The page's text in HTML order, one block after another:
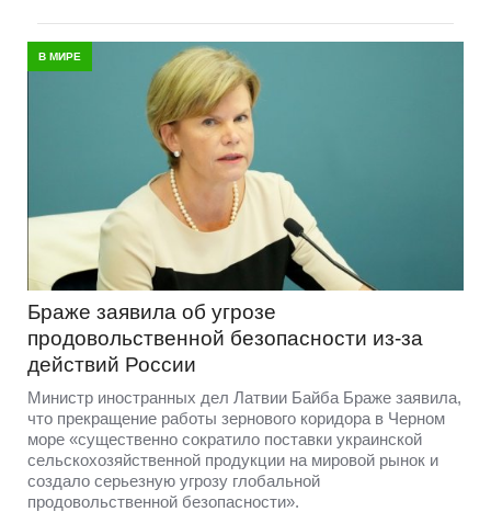
В МИРЕ
Браже заявила об угрозе
продовольственной безопасности из-за
действий России
Министр иностранных дел Латвии Байба Браже заявила,
что прекращение работы зернового коридора в Черном
море «существенно сократило поставки украинской
сельскохозяйственной продукции на мировой рынок и
создало серьезную угрозу глобальной
продовольственной безопасности».